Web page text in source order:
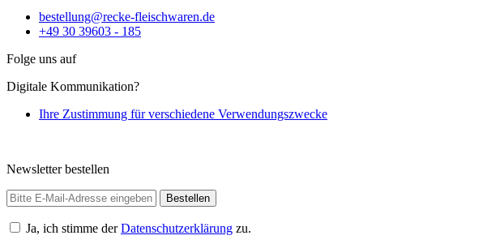
bestellung@recke-fleischwaren.de
+49 30 39603 - 185
Folge uns auf
Digitale Kommunikation?
Ihre Zustimmung für verschiedene Verwendungszwecke
Newsletter bestellen
Ja, ich stimme derDatenschutzerklärung zu.